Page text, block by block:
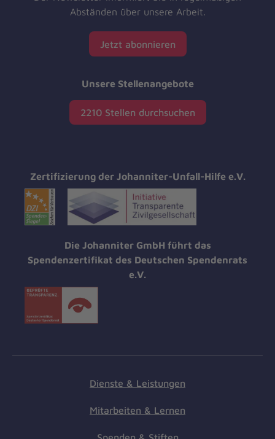
Abständen über unsere Arbeit.
Jetzt abonnieren
Unsere Stellenangebote
2210 Stellen durchsuchen
Zertifizierung der Johanniter-Unfall-Hilfe e.V.
Die Johanniter GmbH führt das
Spendenzertifikat des Deutschen Spendenrats
e.V.
Dienste & Leistungen
Mitarbeiten & Lernen